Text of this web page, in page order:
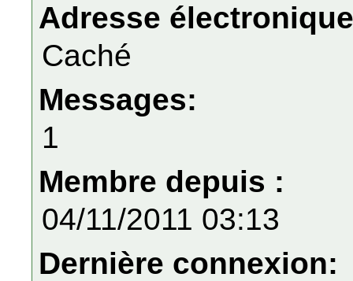
Adresse
Caché
Messages:
1
Membre depuis :
04/11/2011 03:13
Dernière connexion: